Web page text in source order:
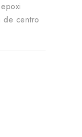
de centro